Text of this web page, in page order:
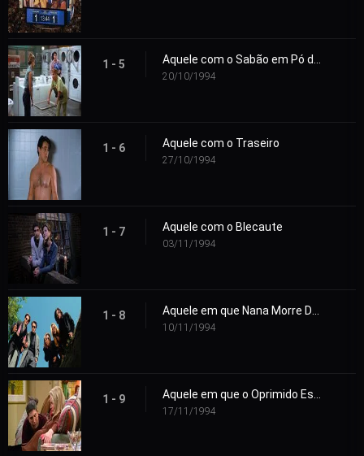
1 - 5
20/10/1994
1 - 6 Aquele com o Traseiro
27/10/1994
1 - 7 Aquele com o Blecaute
03/11/1994
1 - 8
10/11/1994
1 - 9
17/11/1994